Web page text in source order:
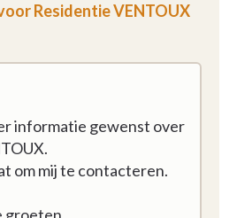
Residentie VENTOUX